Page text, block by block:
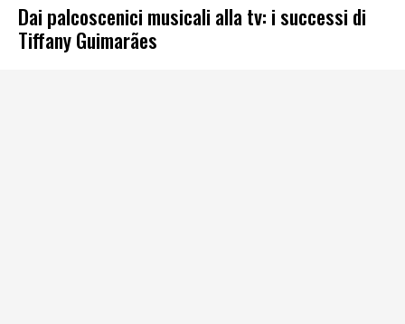
Dai palcoscenici musicali alla tv: i successi di
Tiffany Guimarães